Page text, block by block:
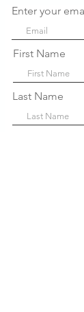
Enter your
First Name
Last Name